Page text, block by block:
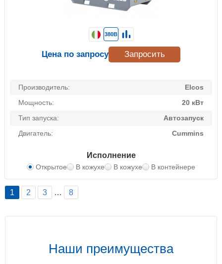
Производитель:
Elcos
Мощность:
20 кВт
Тип запуска:
Автозапуск
Двигатель:
Cummins
Исполнение
Открытое В кожухе В кожухе В контейнере
380В
Цена по запросу Запросить
1 2 3 … 8
Наши преимущества